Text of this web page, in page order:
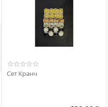
Сет Кранч